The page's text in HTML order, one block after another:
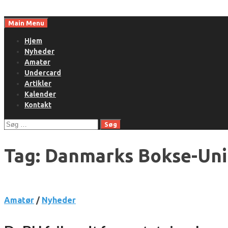
toMain Menu
Hjem
Nyheder
Amatør
Undercard
Artikler
Kalender
Kontakt
Søg
Tag: Danmarks Bokse-
Amatør / Nyheder